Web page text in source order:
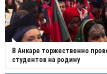
В Анкаре торжественно
студентов на родину